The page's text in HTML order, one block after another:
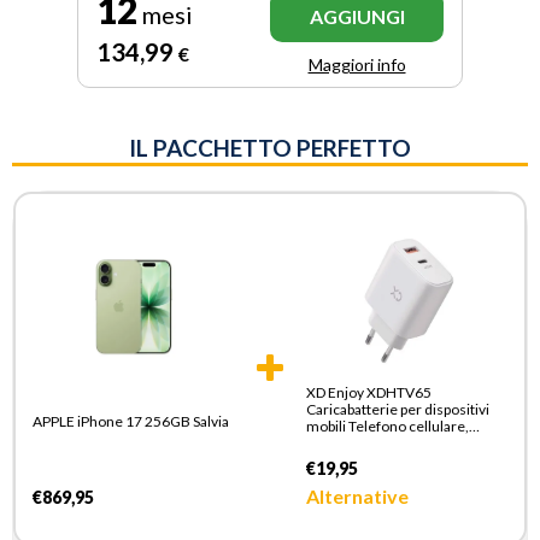
12 mesi
134,99 €
AGGIUNGI
Maggiori info
IL PACCHETTO PERFETTO
APPLE iPhone 17 256GB Salvia
€869,95
XD Enjoy XDHTV65
Caricabatterie per dispositivi
mobili Telefono cellulare,
Ricarica rapida Interno
€19,95
Alternative